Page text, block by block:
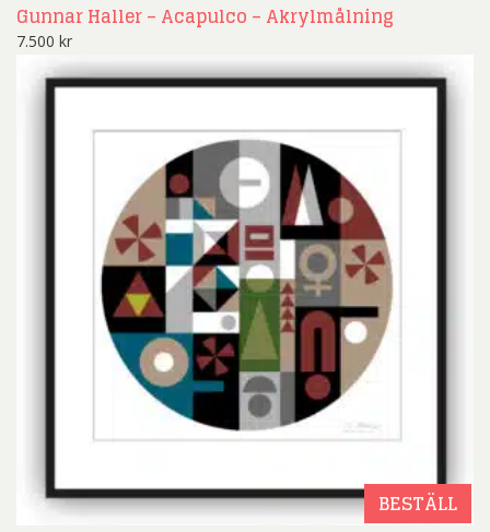
Gunnar Haller – Acapulco – Akrylmålning
7.500 kr
BESTÄLL